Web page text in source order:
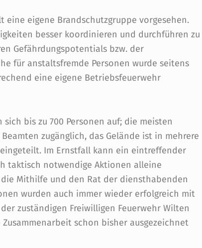
eine eigene Brandschutzgruppe vorgesehen.
besser koordinieren und durchführen zu
Gefährdungspotentials bzw. der
für anstaltsfremde Personen wurde seitens
eine eigene Betriebsfeuerwehr
bis zu 700 Personen auf; die meisten
zugänglich, das Gelände ist in mehrere
Im Ernstfall kann ein eintreffender
taktisch notwendige Aktionen alleine
Mithilfe und den Rat der diensthabenden
wurden auch immer wieder erfolgreich mit
zuständigen Freiwilligen Feuerwehr Wilten
schon bisher ausgezeichnet